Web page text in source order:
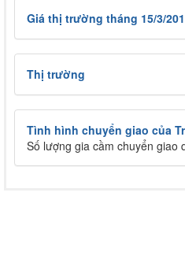
Giá thị trường tháng 15/3/
Thị trường
Tình hình chuyển giao của
Số lượng gia cầm chuyển giao